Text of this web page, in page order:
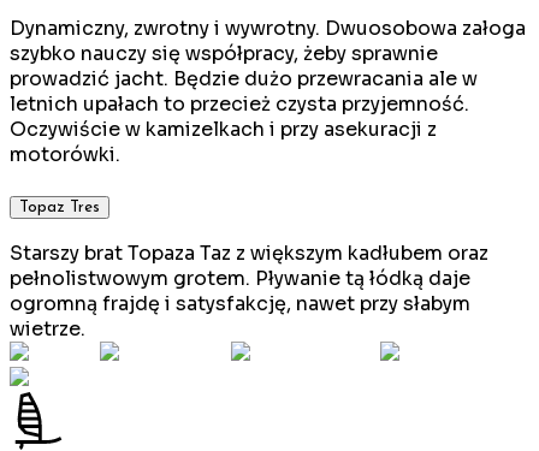
Dynamiczny, zwrotny i wywrotny. Dwuosobowa załoga
szybko nauczy się współpracy, żeby sprawnie
prowadzić jacht. Będzie dużo przewracania ale w
letnich upałach to przecież czysta przyjemność.
Oczywiście w kamizelkach i przy asekuracji z
motorówki.
Topaz Tres
Starszy brat Topaza Taz z większym kadłubem oraz
pełnolistwowym grotem. Pływanie tą łódką daje
ogromną frajdę i satysfakcję, nawet przy słabym
wietrze.